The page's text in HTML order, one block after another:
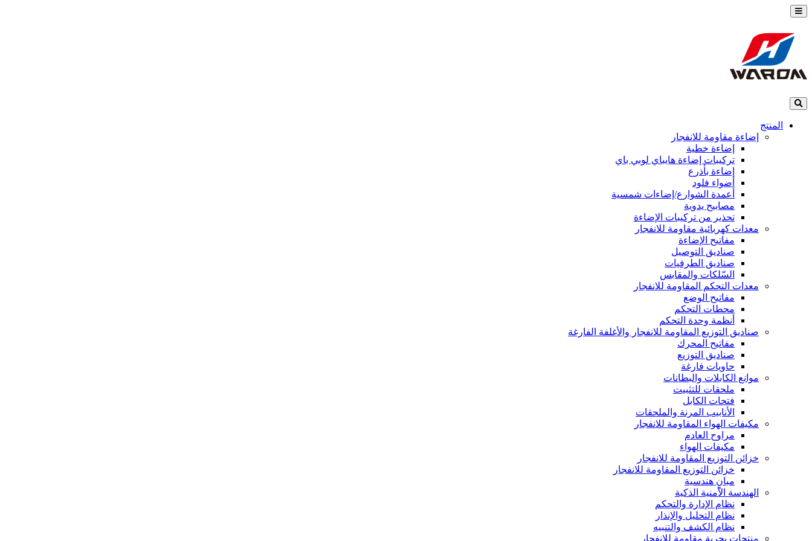
المنتج
إضاءة مقاومة للانفجار
إضاءة خطية
تركيبات إضاءة هايباي لوبي باي
إضاءة بأذرع
أضواء فلود
أعمدة الشوارع/إضاءات شمسية
مصابيح يدوية
تحذير من تركيبات الإضاءة
معدات كهربائية مقاومة للانفجار
مفاتيح الإضاءة
صناديق التوصيل
صناديق الطرفيات
السّلكات والمقابس
معدات التحكم المقاومة للانفجار
مفاتيح الوضع
محطات التحكم
أنظمة وحدة التحكم
صناديق التوزيع المقاومة للانفجار والأغلفة الفارغة
مفاتيح المحرك
صناديق التوزيع
حاويات فارغة
موانع الكابلات والبطانات
ملحقات للتثبيت
فتحات الكابل
الأنابيب المرنة والملحقات
مكيفات الهواء المقاومة للانفجار
مراوح العادم
مكيفات الهواء
خزائن التوزيع المقاومة للانفجار
خزائن التوزيع المقاومة للانفجار
مبانٍ هندسية
الهندسة الأمنية الذكية
نظام الإدارة والتحكم
نظام التحليل والإنذار
نظام الكشف والتنبيه
منتجات بحرية مقاومة للانفجار